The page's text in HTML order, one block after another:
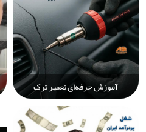
آموزش حرفه‌ای تعمیر ترک
داشبورد خودرو | راهنمای گام‌به‌گام
ترمیم دائمی و مؤثر با دستگاه جوش
پلاستیک